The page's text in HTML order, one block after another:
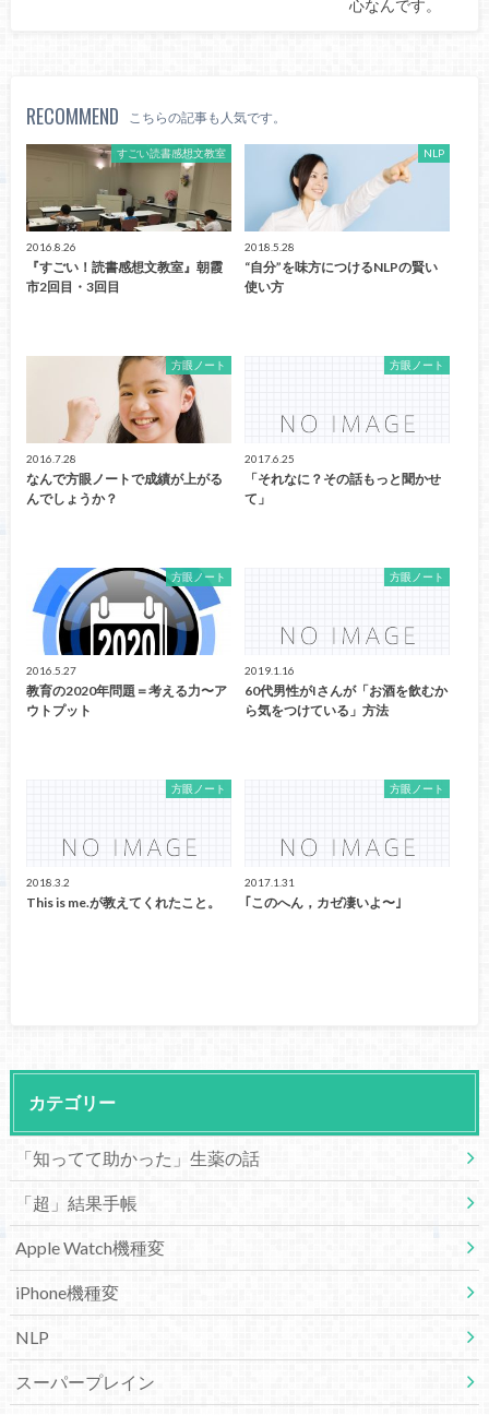
心なんです。
RECOMMEND こちらの記事も人気です。
すごい読書感想文教室
2016.8.26
『すごい！読書感想文教室』朝霞
市2回目・3回目
NLP
2018.5.28
“自分”を味方につけるNLPの賢い
使い方
方眼ノート
2016.7.28
なんで方眼ノートで成績が上がる
んでしょうか？
方眼ノート
2017.6.25
「それなに？その話もっと聞かせ
て」
方眼ノート
2016.5.27
教育の2020年問題＝考える力〜ア
ウトプット
方眼ノート
2019.1.16
60代男性がIさんが「お酒を飲むか
ら気をつけている」方法
方眼ノート
2018.3.2
This is me.が教えてくれたこと。
方眼ノート
2017.1.31
｢このへん，カゼ凄いよ〜｣
カテゴリー
「知ってて助かった」生薬の話
「超」結果手帳
Apple Watch機種変
iPhone機種変
NLP
スーパープレイン